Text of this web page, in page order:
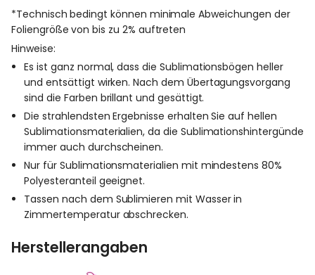
*Technisch bedingt können minimale Abweichungen der
Foliengröße von bis zu 2% auftreten
Hinweise:
Es ist ganz normal, dass die Sublimationsbögen heller
und entsättigt wirken. Nach dem Übertagungsvorgang
sind die Farben brillant und gesättigt.
Die strahlendsten Ergebnisse erhalten Sie auf hellen
Sublimationsmaterialien, da die Sublimationshintergünde
immer auch durchscheinen.
Nur für Sublimationsmaterialien mit mindestens 80%
Polyesteranteil geeignet.
Tassen nach dem Sublimieren mit Wasser in
Zimmertemperatur abschrecken.
Herstellerangaben